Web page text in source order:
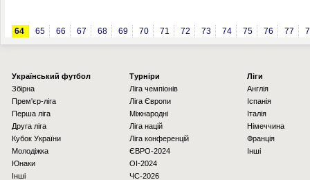
64 65 66 67 68 69 70 71 72 73 74 75 76 77
Українcький футбол
Збірна
Прем'єр-ліга
Перша ліга
Друга ліга
Кубок України
Молодіжка
Юнаки
Інші
Турніри
Ліга чемпіонів
Ліга Європи
Міжнародні
Ліга націй
Ліга конференцій
ЄВРО-2024
OI-2024
ЧС-2026
Ліги
Англія
Іспанія
Італія
Німеччина
Франція
Інші